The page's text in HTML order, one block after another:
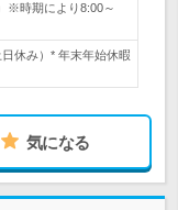
※時期により8:00～
休み）* 年末年始休暇
気になる